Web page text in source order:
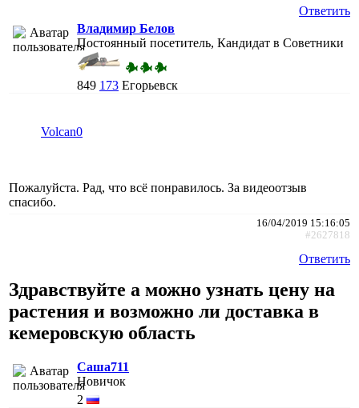
Ответить
Владимир Белов
Постоянный посетитель, Кандидат в Советники
849 173 Егорьевск
Volcan0
Пожалуйста. Рад, что всё понравилось. За видеоотзыв
спасибо.
16/04/2019 15:16:05
#2627818
Ответить
Здравствуйте а можно узнать цену на
растения и возможно ли доставка в
кемеровскую область
Саша711
Новичок
2